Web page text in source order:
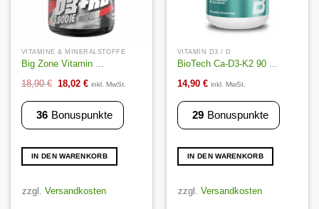
VITAMINE & MINERALSTOFFE
Big Zone Vitamin ...
18,90€ Ursprünglicher
Preis
war:
18,02 €Aktueller
Preis
ist:
inkl. MwSt.
36 Bonuspunkte
IN DEN WARENKORB
zzgl. Versandkosten
VITAMIN D3 / D
BioTech Ca-D3-K2 90 ...
14,90 € inkl. MwSt.
29 Bonuspunkte
IN DEN WARENKORB
zzgl. Versandkosten